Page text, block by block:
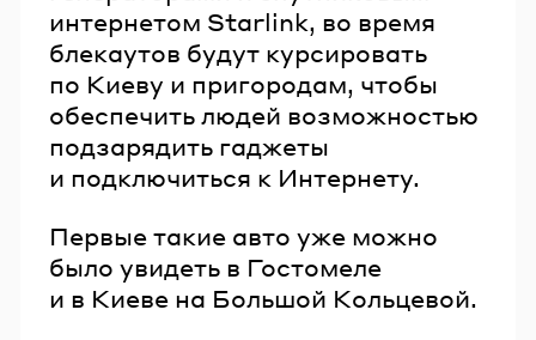
интернетом Starlink, во время
блекаутов будут курсировать
по Киеву и пригородам, чтобы
обеспечить людей возможностью
подзарядить гаджеты
и подключиться к Интернету.
Первые такие авто уже можно
было увидеть в Гостомеле
и в Киеве на Большой Кольцевой.